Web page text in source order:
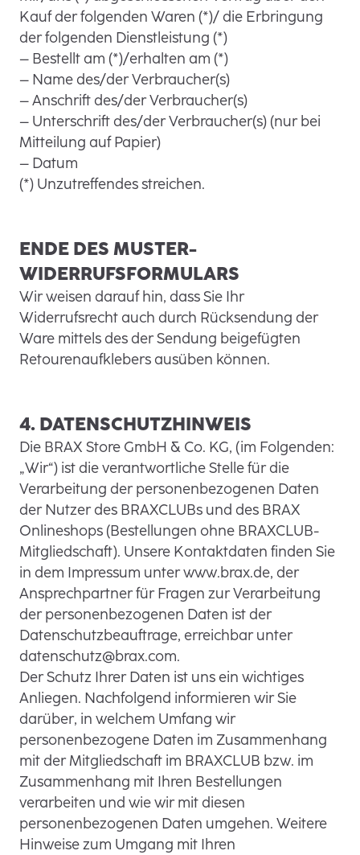
Kauf der folgenden Waren (*)/ die Erbringung
der folgenden Dienstleistung (*)
– Bestellt am (*)/erhalten am (*)
– Name des/der Verbraucher(s)
– Anschrift des/der Verbraucher(s)
– Unterschrift des/der Verbraucher(s) (nur bei
Mitteilung auf Papier)
– Datum
(*) Unzutreffendes streichen.
ENDE DES MUSTER-
WIDERRUFSFORMULARS
Wir weisen darauf hin, dass Sie Ihr
Widerrufsrecht auch durch Rücksendung der
Ware mittels des der Sendung beigefügten
Retourenaufklebers ausüben können.
4. DATENSCHUTZHINWEIS
Die BRAX Store GmbH & Co. KG, (im Folgenden:
„Wir“) ist die verantwortliche Stelle für die
Verarbeitung der personenbezogenen Daten
der Nutzer des BRAXCLUBs und des BRAX
Onlineshops (Bestellungen ohne BRAXCLUB-
Mitgliedschaft). Unsere Kontaktdaten finden Sie
in dem Impressum unter www.brax.de, der
Ansprechpartner für Fragen zur Verarbeitung
der personenbezogenen Daten ist der
Datenschutzbeauftrage, erreichbar unter
datenschutz@brax.com.
Der Schutz Ihrer Daten ist uns ein wichtiges
Anliegen. Nachfolgend informieren wir Sie
darüber, in welchem Umfang wir
personenbezogene Daten im Zusammenhang
mit der Mitgliedschaft im BRAXCLUB bzw. im
Zusammenhang mit Ihren Bestellungen
verarbeiten und wie wir mit diesen
personenbezogenen Daten umgehen. Weitere
Hinweise zum Umgang mit Ihren